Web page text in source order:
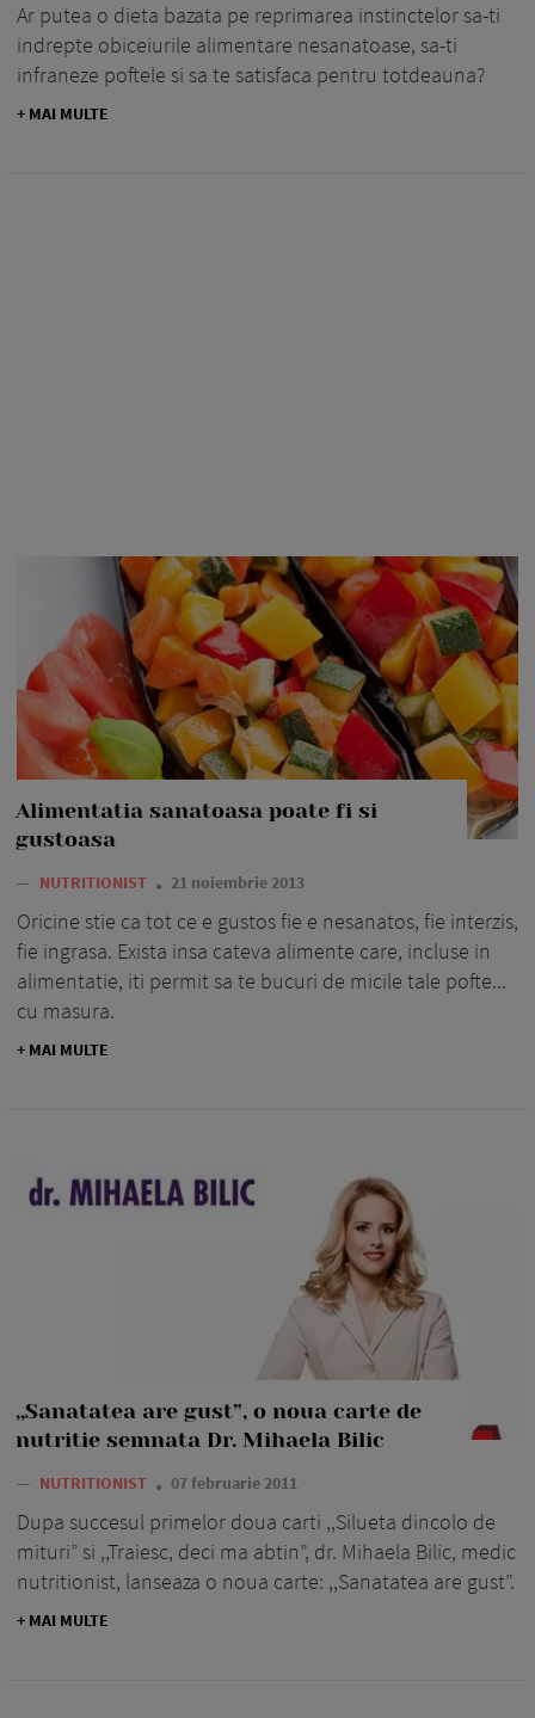
Ar putea o dieta bazata pe reprimarea instinctelor sa-ti
indrepte obiceiurile alimentare nesanatoase, sa-ti
infraneze poftele si sa te satisfaca pentru totdeauna?
+ MAI MULTE
Alimentatia sanatoasa poate fi si
gustoasa
— NUTRITIONIST 21 noiembrie 2013
Oricine stie ca tot ce e gustos fie e nesanatos, fie interzis,
fie ingrasa. Exista insa cateva alimente care, incluse in
alimentatie, iti permit sa te bucuri de micile tale pofte...
cu masura.
+ MAI MULTE
,,Sanatatea are gust”, o noua carte de
nutritie semnata Dr. Mihaela Bilic
— NUTRITIONIST 07 februarie 2011
Dupa succesul primelor doua carti ,,Silueta dincolo de
mituri” si ,,Traiesc, deci ma abtin”, dr. Mihaela Bilic, medic
nutritionist, lanseaza o noua carte: ,,Sanatatea are gust”.
+ MAI MULTE